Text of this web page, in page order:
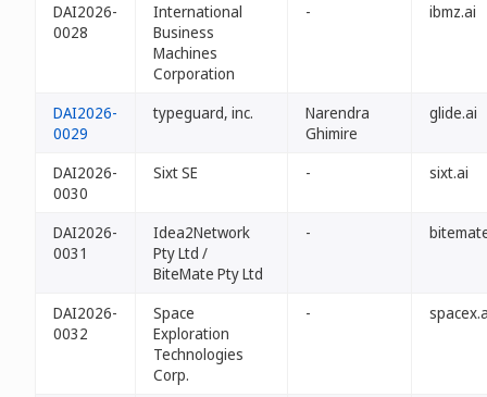
DAI2026-
0028
International
Business
Machines
Corporation
- ibmz.ai
DAI2026-
0029
typeguard, inc.
Narendra
Ghimire
glide.ai
DAI2026-
0030
Sixt SE - sixt.ai
DAI2026-
0031
Idea2Network
Pty Ltd /
BiteMate Pty Ltd
-
DAI2026-
0032
Space
Exploration
Technologies
Corp.
-